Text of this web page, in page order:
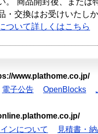
。 商品開封後、または
・交換はお受けいたし
ついて詳しくはこちら
www.plathome.co.jp/
電子公告 OpenBlocks
ンについて
見積書・